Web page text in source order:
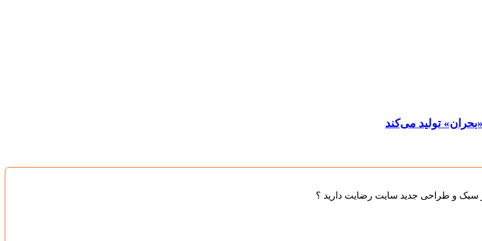
تولید می‌کند
سبک و طراحی جدید سایت رضایت دارید ؟